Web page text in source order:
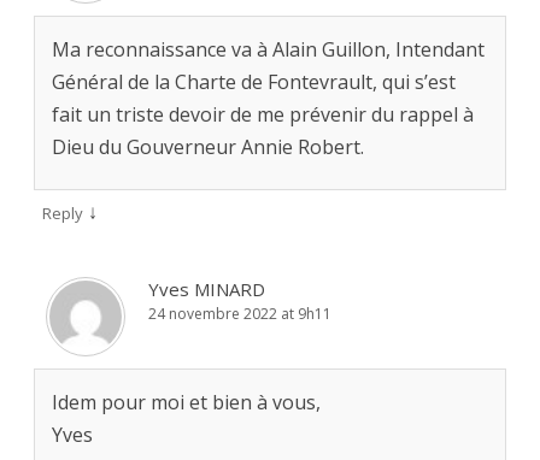
Ma reconnaissance va à Alain Guillon, Intendant
Général de la Charte de Fontevrault, qui s’est
fait un triste devoir de me prévenir du rappel à
Dieu du Gouverneur Annie Robert.
Reply ↓
Yves MINARD
24 novembre 2022 at 9h11
Idem pour moi et bien à vous,
Yves